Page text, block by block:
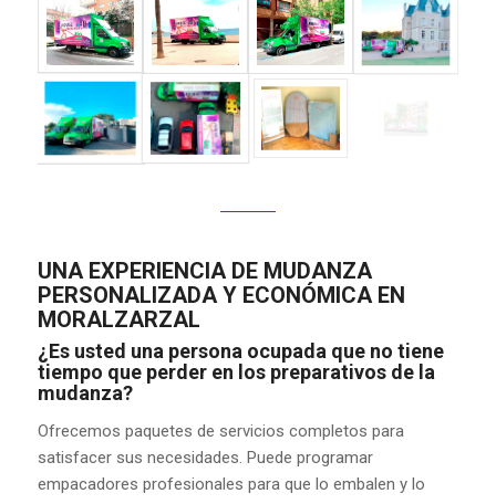
UNA EXPERIENCIA DE MUDANZA
PERSONALIZADA Y ECONÓMICA EN
MORALZARZAL
¿Es usted una persona ocupada que no tiene
tiempo que perder en los preparativos de la
mudanza?
Ofrecemos paquetes de servicios completos para
satisfacer sus necesidades. Puede programar
empacadores profesionales para que lo embalen y lo